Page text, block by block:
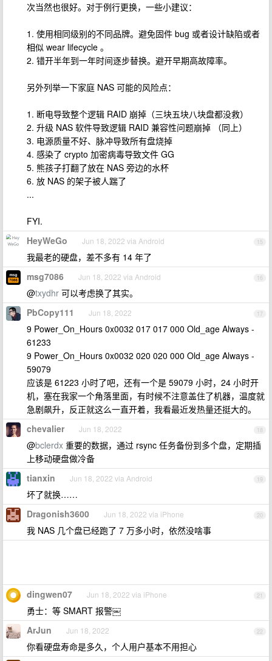
次当然也很好。对于例行更换，一些小建议：
1. 使用相同级别的不同品牌。避免固件 bug 或者设计缺陷或者
相似 wear lifecycle 。
2. 错开半年到一年时间逐步替换。避开早期高故障率。
另外列举一下家庭 NAS 可能的风险点：
1. 断电导致整个逻辑 RAID 崩掉（三块五块八块盘都没救）
2. 升级 NAS 软件导致逻辑 RAID 兼容性问题崩掉 （同上）
3. 电源质量不好、脉冲导致所有盘烧掉
4. 感染了 crypto 加密病毒导致文件 GG
5. 熊孩子打翻了放在 NAS 旁边的水杯
6. 放 NAS 的架子被人踹了
...
FYI.
15
HeyWeGo Jun 18, 2022 via Android
我最老的硬盘，差不多有 14 年了
16
msg7086 Jun 18, 2022 via Android
@txydhr 可以考虑换了其实。
17
PbCopy111 Jun 18, 2022
9 Power_On_Hours 0x0032 017 017 000 Old_age Always -
61233
9 Power_On_Hours 0x0032 020 020 000 Old_age Always -
59079
应该是 61223 小时了吧，还有一个是 59079 小时，24 小时开
机，塞在我家一个角落里面，有时候不注意盖住了机器，温度就
急剧飙升，反正就这么一直开着，我看最近发热量还挺大的。
18
chevalier Jun 18, 2022
@bclerdx 重要的数据，通过 rsync 任务备份到多个盘，定期插
上移动硬盘做冷备
19
tianxin Jun 18, 2022 via Android
坏了就换……
20
Dragonish3600 Jun 18, 2022 via iPhone
我 NAS 几个盘已经跑了 7 万多小时，依然没啥事
21
dingwen07 Jun 18, 2022 via iPhone
勇士：等 SMART 报警￼
22
ArJun Jun 18, 2022
你看硬盘寿命是多久，个人用户基本不用担心